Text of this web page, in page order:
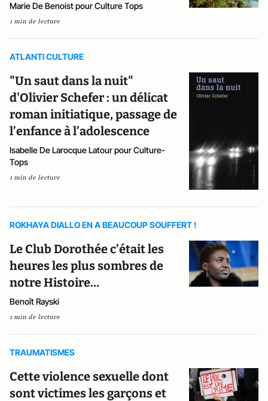
Marie De Benoist pour Culture Tops
1 min de lecture
ATLANTI CULTURE
"Un saut dans la nuit"
d'Olivier Schefer : un délicat
roman initiatique, passage de
l’enfance à l’adolescence
Isabelle De Larocque Latour pour Culture-
Tops
1 min de lecture
ROKHAYA DIALLO EN A BEAUCOUP SOUFFERT !
Le Club Dorothée c’était les
heures les plus sombres de
notre Histoire…
Benoît Rayski
1 min de lecture
TRAUMATISMES
Cette violence sexuelle dont
sont victimes les garçons et